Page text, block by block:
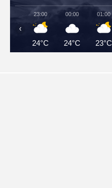
23:00
24°C
00:00
24°C
01:00
23°C
‹